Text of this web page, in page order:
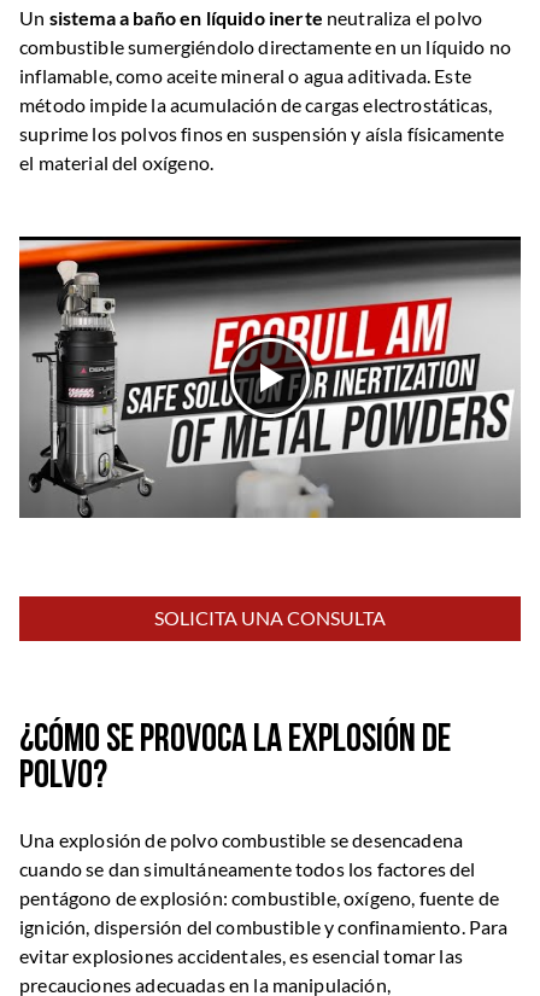
Un sistema a baño en líquido inerte neutraliza el polvo
combustible sumergiéndolo directamente en un líquido no
inflamable, como aceite mineral o agua aditivada. Este
método impide la acumulación de cargas electrostáticas,
suprime los polvos finos en suspensión y aísla físicamente
el material del oxígeno.
SOLICITA UNA CONSULTA
¿Cómo se provoca la explosión de
polvo?
Una explosión de polvo combustible se desencadena
cuando se dan simultáneamente todos los factores del
pentágono de explosión: combustible, oxígeno, fuente de
ignición, dispersión del combustible y confinamiento. Para
evitar explosiones accidentales, es esencial tomar las
precauciones adecuadas en la manipulación,